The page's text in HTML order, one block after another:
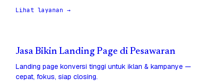
Lihat layanan →
Jasa Bikin Landing Page di Pesawaran
Landing page konversi tinggi untuk iklan & kampanye —
cepat, fokus, siap closing.